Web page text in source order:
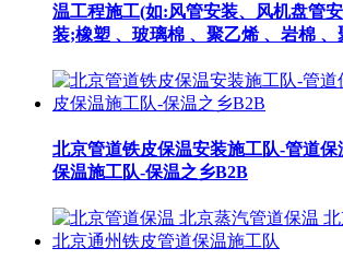
温工程施工(如:风管安装、风机盘管
装;橡塑 、玻璃棉 、聚乙烯 、岩棉 、
北京管道铁皮保温安装施工队-管道
保温施工队-保温之乡B2B